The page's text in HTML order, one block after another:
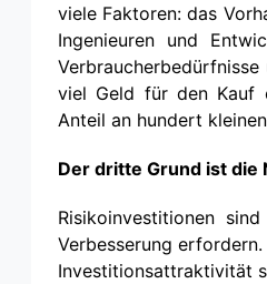
viele Faktoren: das
Ingenieuren und
viel Geld für den Kauf
Anteil an hundert
Der dritte Grund ist die
Risikoinvestitionen
Verbesserung
Investitionsattraktivität